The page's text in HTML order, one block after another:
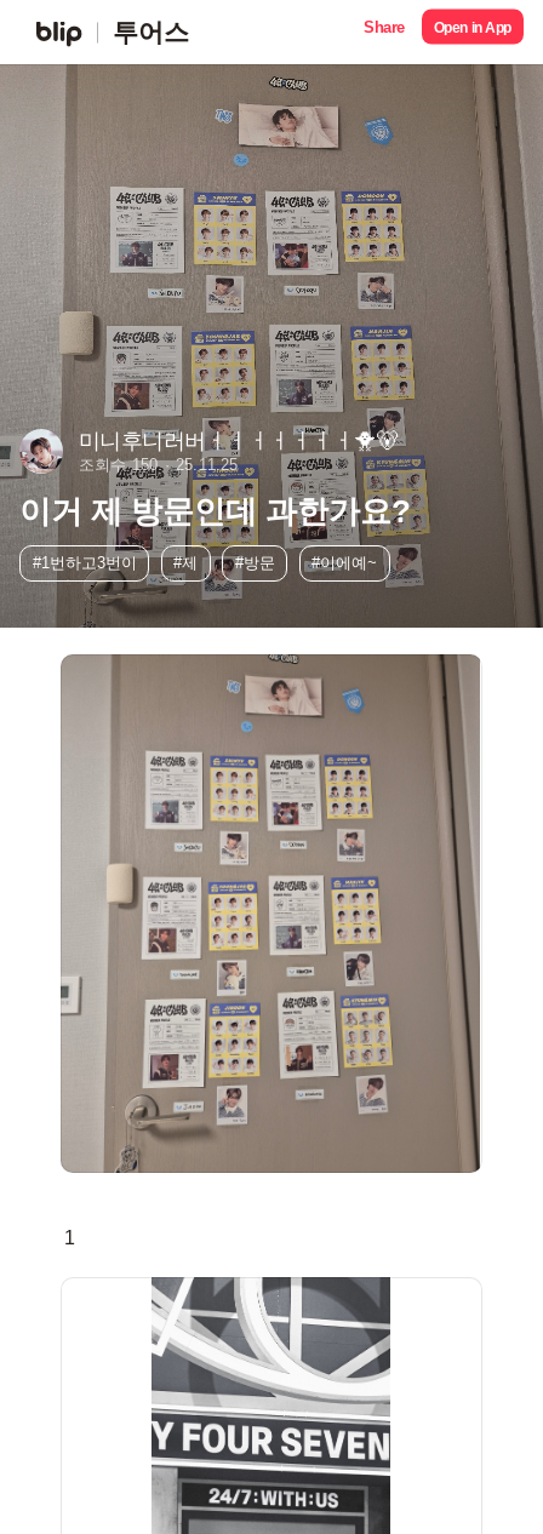
투어스 Share Open in App
미니후니러버ㅓㅓㅓㅓㅓㅓㅓ🐥🐻
조회수 150 25.11.25
이거 제 방문인데 과한가요?
#1번하고3번이 #제 #방문 #이에예~